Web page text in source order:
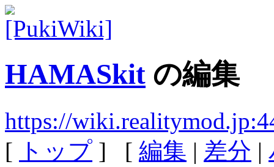
HAMASkit の編集
https://
[ トップ ] [ 編集 | 差分 |